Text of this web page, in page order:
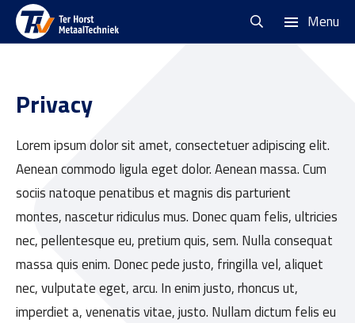
Menu
Privacy
Lorem ipsum dolor sit amet, consectetuer adipiscing elit.
Aenean commodo ligula eget dolor. Aenean massa. Cum
sociis natoque penatibus et magnis dis parturient
montes, nascetur ridiculus mus. Donec quam felis, ultricies
nec, pellentesque eu, pretium quis, sem. Nulla consequat
massa quis enim. Donec pede justo, fringilla vel, aliquet
nec, vulputate eget, arcu. In enim justo, rhoncus ut,
imperdiet a, venenatis vitae, justo. Nullam dictum felis eu